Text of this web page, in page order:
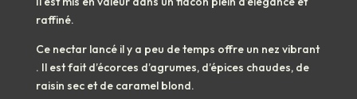
raffiné.
Ce nectar lancé il y a peu de temps offre un nez vibrant
. Il est fait d’écorces d’agrumes, d’épices chaudes, de
raisin sec et de caramel blond.